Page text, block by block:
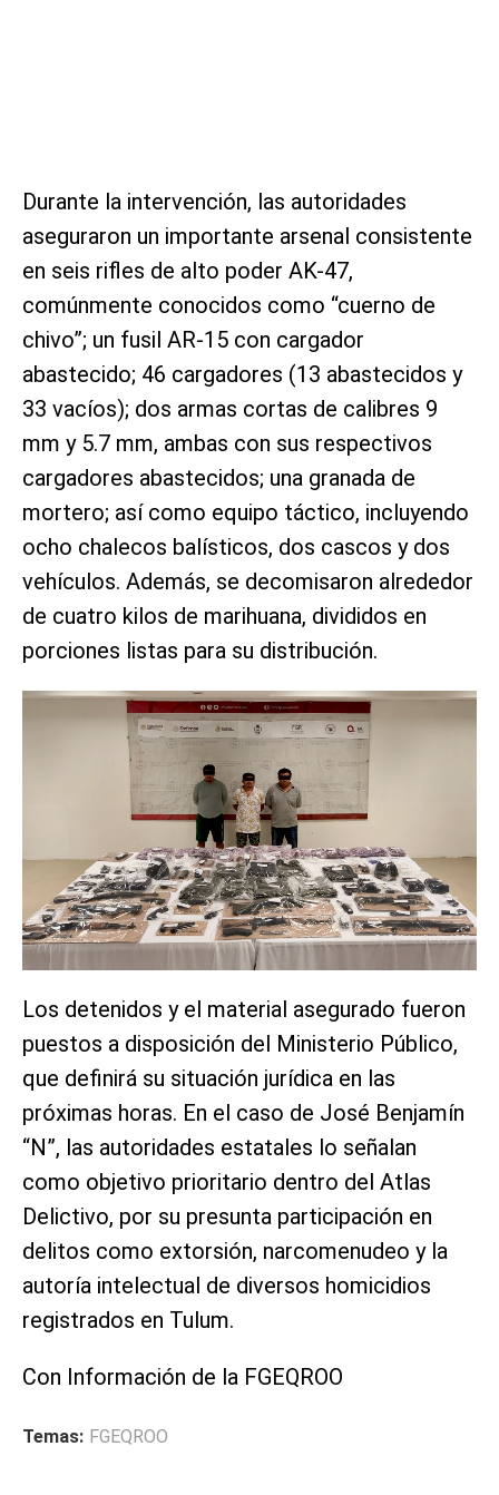
Durante la intervención, las autoridades
aseguraron un importante arsenal consistente
en seis rifles de alto poder AK-47,
comúnmente conocidos como “cuerno de
chivo”; un fusil AR-15 con cargador
abastecido; 46 cargadores (13 abastecidos y
33 vacíos); dos armas cortas de calibres 9
mm y 5.7 mm, ambas con sus respectivos
cargadores abastecidos; una granada de
mortero; así como equipo táctico, incluyendo
ocho chalecos balísticos, dos cascos y dos
vehículos. Además, se decomisaron alrededor
de cuatro kilos de marihuana, divididos en
porciones listas para su distribución.
Los detenidos y el material asegurado fueron
puestos a disposición del Ministerio Público,
que definirá su situación jurídica en las
próximas horas. En el caso de José Benjamín
“N”, las autoridades estatales lo señalan
como objetivo prioritario dentro del Atlas
Delictivo, por su presunta participación en
delitos como extorsión, narcomenudeo y la
autoría intelectual de diversos homicidios
registrados en Tulum.
Con Información de la FGEQROO
Temas: FGEQROO